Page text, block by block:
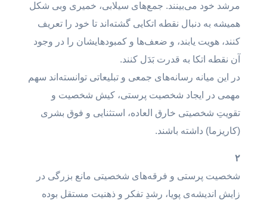
مرشد خود می‌بینند. جمع‌های سیلابی، خمیری وبی شکل
همیشه به دنبال نقطه اتکایی گشته‌اند تا خود را تعریف
کنند، هویت یابند، و ضعف‌ها و کمبودهایشان را در وجود
آن نقطه اتکا به قدرت بَدَل کنند.
در این میانه رسانه‌های جمعی و تبلیعاتی توانسته‌اند سهم
مهمی در ایجاد شخصیت پرستی، کیش شخصیت و
تقویتِ شخصیتی خارق العاده، استثنایی و فوق بشری
(کاریزما) داشته باشند.
۲
شخصیت پرستی و فرقه‌های شخصیتی مانع بزرگی در
زایش اندیشه‌ی پویا، رشدِ تفکر و ذهنیت مستقل بوده